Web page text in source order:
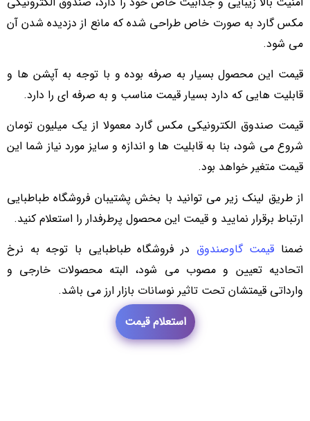
مکس گارد به صورت خاص طراحی شده که مانع از دزدیده شدن آن
می شود.
قیمت این محصول بسیار به صرفه بوده و با توجه به آپشن ها و
قابلیت هایی که دارد بسیار قیمت مناسب و به صرفه ای را دارد.
قیمت صندوق الکترونیکی مکس گارد معمولا از یک میلیون تومان
شروع می شود، بنا به قابلیت ها و اندازه و سایز مورد نیاز شما این
قیمت متغیر خواهد بود.
از طریق لینک زیر می توانید با بخش پشتیبان فروشگاه طباطبایی
ارتباط برقرار نمایید و قیمت این محصول پرطرفدار را استعلام کنید.
ضمنا قیمت گاوصندوق در فروشگاه طباطبایی با توجه به نرخ
اتحادیه تعیین و مصوب می شود، البته محصولات خارجی و
وارداتی قیمتشان تحت تاثیر نوسانات بازار ارز می باشد.
استعلام قیمت